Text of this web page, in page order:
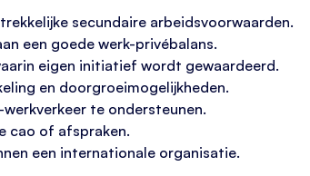
secundaire arbeidsvoorwaarden.
een goede werk-privébalans.
eigen initiatief wordt gewaardeerd.
en doorgroeimogelijkheden.
te ondersteunen.
cao of afspraken.
een internationale organisatie.